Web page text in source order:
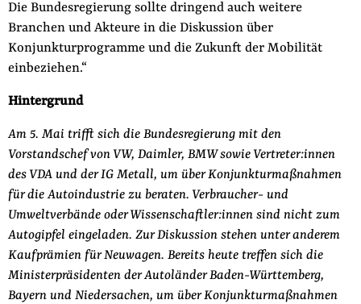
Die Bundesregierung sollte dringend auch weitere
Branchen und Akteure in die Diskussion über
Konjunkturprogramme und die Zukunft der Mobilität
einbeziehen.“
Hintergrund
Am 5. Mai trifft sich die Bundesregierung mit den
Vorstandschef von VW, Daimler, BMW sowie Vertreter:innen
des VDA und der IG Metall, um über Konjunkturmaßnahmen
für die Autoindustrie zu beraten. Verbraucher- und
Umweltverbände oder Wissenschaftler:innen sind nicht zum
Autogipfel eingeladen. Zur Diskussion stehen unter anderem
Kaufprämien für Neuwagen. Bereits heute treffen sich die
Ministerpräsidenten der Autoländer Baden-Württemberg,
Bayern und Niedersachen, um über Konjunkturmaßnahmen